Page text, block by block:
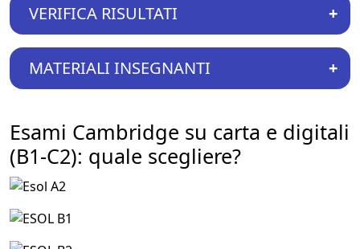
VERIFICA RISULTATI
MATERIALI INSEGNANTI
Esami Cambridge su carta e digitali
(B1-C2): quale scegliere?